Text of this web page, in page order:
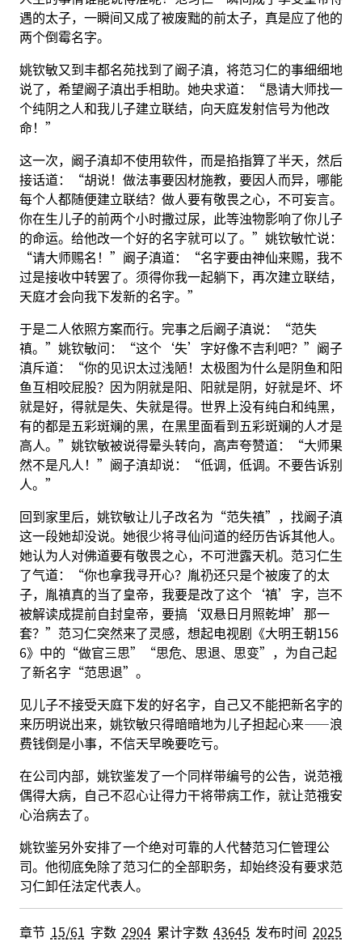
遇的太子，一瞬间又成了被废黜的前太子，真是应了他的
两个倒霉名字。
姚钦敏又到丰都名苑找到了阚子滇，将范习仁的事细细地
说了，希望阚子滇出手相助。她央求道：“恳请大师找一
个纯阴之人和我儿子建立联结，向天庭发射信号为他改
命！”
这一次，阚子滇却不使用软件，而是掐指算了半天，然后
接话道：“胡说！做法事要因材施教，要因人而异，哪能
每个人都随便建立联结？做人要有敬畏之心，不可妄言。
你在生儿子的前两个小时撒过尿，此等浊物影响了你儿子
的命运。给他改一个好的名字就可以了。”姚钦敏忙说：
“请大师赐名！”阚子滇道：“名字要由神仙来赐，我不
过是接收中转罢了。须得你我一起躺下，再次建立联结，
天庭才会向我下发新的名字。”
于是二人依照方案而行。完事之后阚子滇说：“范失
禛。”姚钦敏问：“这个‘失’字好像不吉利吧？”阚子
滇斥道：“你的见识太过浅陋！太极图为什么是阴鱼和阳
鱼互相咬屁股？因为阴就是阳、阳就是阴，好就是坏、坏
就是好，得就是失、失就是得。世界上没有纯白和纯黑，
有的都是五彩斑斓的黑，在黑里面看到五彩斑斓的人才是
高人。”姚钦敏被说得晕头转向，高声夸赞道：“大师果
然不是凡人！”阚子滇却说：“低调，低调。不要告诉别
人。”
回到家里后，姚钦敏让儿子改名为“范失禛”，找阚子滇
这一段她却没说。她很少将寻仙问道的经历告诉其他人。
她认为人对佛道要有敬畏之心，不可泄露天机。范习仁生
了气道：“你也拿我寻开心？胤礽还只是个被废了的太
子，胤禛真的当了皇帝，我要是改了这个‘禛’字，岂不
被解读成提前自封皇帝，要搞‘双悬日月照乾坤’那一
套？”范习仁突然来了灵感，想起电视剧《大明王朝156
6》中的“做官三思”“思危、思退、思变”，为自己起
了新名字“范思退”。
见儿子不接受天庭下发的好名字，自己又不能把新名字的
来历明说出来，姚钦敏只得暗暗地为儿子担起心来——浪
费钱倒是小事，不信天早晚要吃亏。
在公司内部，姚钦鉴发了一个同样带编号的公告，说范䄉
偶得大病，自己不忍心让得力干将带病工作，就让范䄉安
心治病去了。
姚钦鉴另外安排了一个绝对可靠的人代替范习仁管理公
司。他彻底免除了范习仁的全部职务，却始终没有要求范
习仁卸任法定代表人。
章节 15/61 字数 2904累计字数43645 发布时间2025